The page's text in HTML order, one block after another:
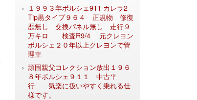
１９９３年ポルシェ911 カレラ2
Tip黒タイプ９６４ 正規物 修復
歴無し 交換パネル無し 走行９
万キロ 検査R9/4 元クレヨン
ポルシェ２０年以上クレヨンで管
理車
頑固親父コレクション放出１９６
８年ポルシェ９１１ 中古平
行 気楽に扱いやすく乗れる仕
様です。